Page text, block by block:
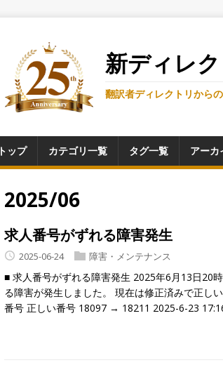
新ディレ
翻訳者ディレクトリから
トップ カテゴリ一覧 タグ一覧 アーカ
2025/06
求人番号がずれる障害発生
2025-06-24 障害・メンテナンス
■ 求人番号がずれる障害発生 2025年6月13日20
る障害が発生しました。 現在は修正済みで正し
番号 正しい番号 18097 → 18211 2025-6-23